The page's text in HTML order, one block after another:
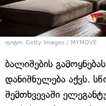
ფოტო: Getty Images / MYMOVE
ბალიშების
დანიშნულება აქვს.
შემთხვევაში